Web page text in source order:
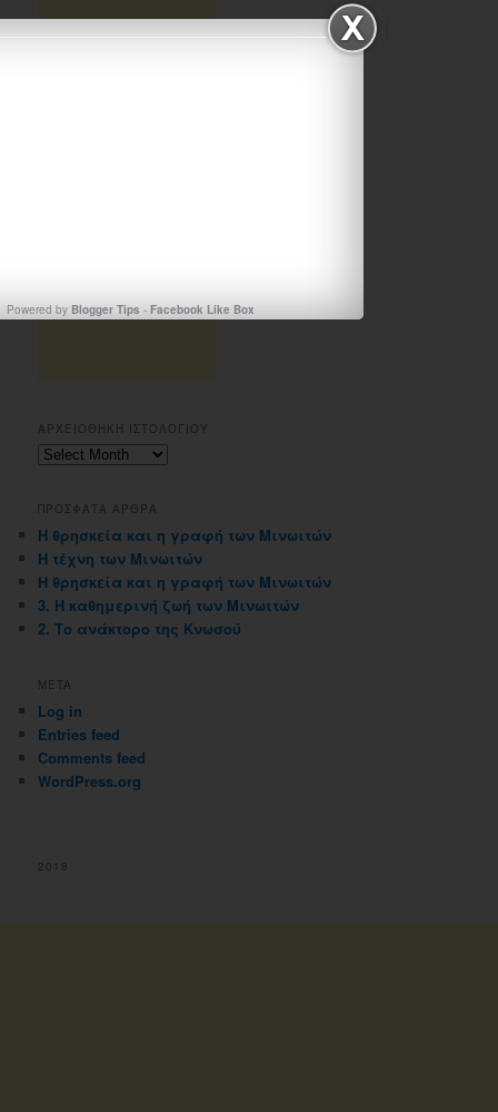
ΑΡΧΕΙΟΘΗΚΗ ΙΣΤΟΛΟΓΙΟΥ
Αρχειοθηκη
ΠΡΟΣΦΑΤΑ ΑΡΘΡΑ
Η θρησκεία και η γραφή των Μινωιτών
Η τέχνη των Μινωιτών
Η θρησκεία και η γραφή των Μινωιτών
3. Η καθημερινή ζωή των Μινωιτών
2. Το ανάκτορο της Κνωσού
META
Log in
Entries feed
Comments feed
WordPress.org
Powered by Blogger Tips - Facebook Like Box
2018